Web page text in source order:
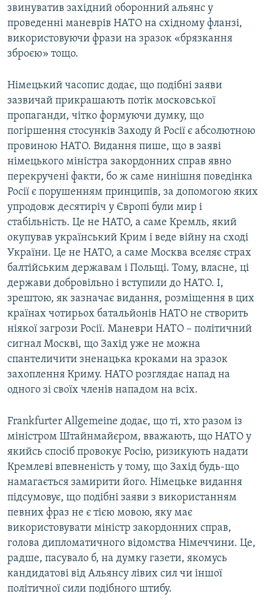
звинуватив західний оборонний альянс у
проведенні маневрів НАТО на східному фланзі,
використовуючи фрази на зразок «брязкання
зброєю» тощо.
Німецький часопис додає, що подібні заяви
зазвичай прикрашають потік московської
пропаганди, чітко формуючи думку, що
погіршення стосунків Заходу й Росії є абсолютною
провиною НАТО. Видання пише, що в заяві
німецького міністра закордонних справ явно
перекручені факти, бо ж саме нинішня поведінка
Росії є порушенням принципів, за допомогою яких
упродовж десятиріч у Європі були мир і
стабільність. Це не НАТО, а саме Кремль, який
окупував український Крим і веде війну на сході
України. Це не НАТО, а саме Москва вселяє страх
балтійським державам і Польщі. Тому, власне, ці
держави добровільно і вступили до НАТО. І,
зрештою, як зазначає видання, розміщення в цих
країнах чотирьох батальйонів НАТО не створить
ніякої загрози Росії. Маневри НАТО – політичний
сигнал Москві, що Захід уже не можна
спантеличити зненацька кроками на зразок
захоплення Криму. НАТО розглядає напад на
одного зі своїх членів нападом на всіх.
Frankfurter Allgemeine додає, що ті, хто разом із
міністром Штайнмайєром, вважають, що НАТО у
якийсь спосіб провокує Росію, ризикують надати
Кремлеві впевненість у тому, що Захід будь-що
намагається замирити його. Німецьке видання
підсумовує, що подібні заяви з використанням
певних фраз не є тією мовою, яку має
використовувати міністр закордонних справ,
голова дипломатичного відомства Німеччини. Це,
радше, пасувало б, на думку газети, якомусь
кандидатові від Альянсу лівих сил чи іншої
політичної сили подібного штибу.